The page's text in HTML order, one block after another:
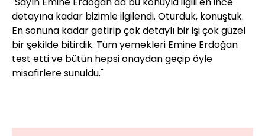
detayına kadar bizimle ilgilendi. Oturduk, konuştuk.
En sonuna kadar getirip çok detaylı bir işi çok güzel
bir şekilde bitirdik. Tüm yemekleri Emine Erdoğan
test etti ve bütün hepsi onaydan geçip öyle
misafirlere sunuldu."